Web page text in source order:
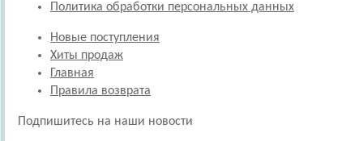
Политика обработки персональных данных
Новые поступления
Хиты продаж
Главная
Правила возврата
Подпишитесь на наши новости